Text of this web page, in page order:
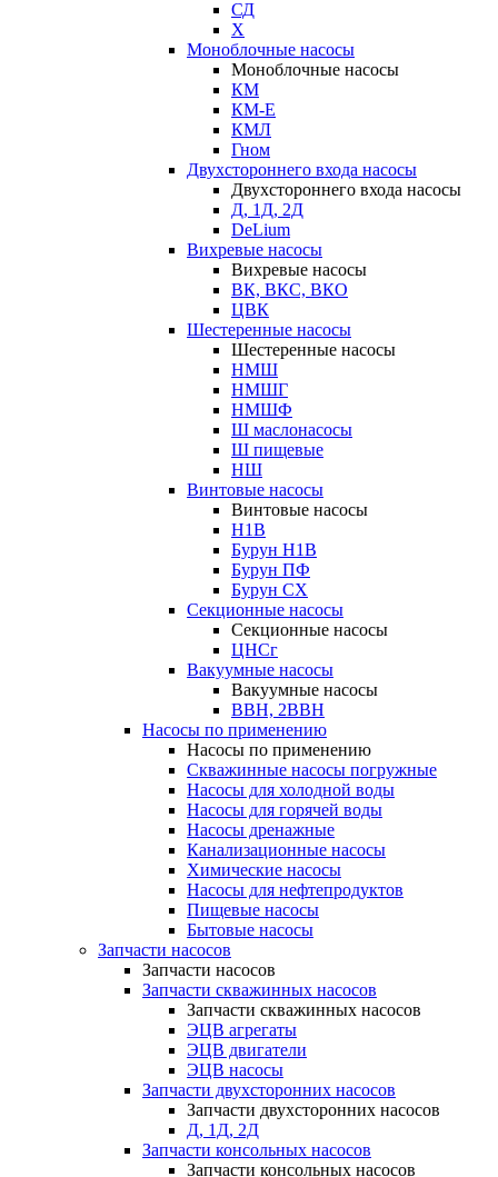
СД
Х
Моноблочные насосы
Моноблочные насосы
КМ
КМ-Е
КМЛ
Гном
Двухстороннего входа насосы
Двухстороннего входа насосы
Д, 1Д, 2Д
DeLium
Вихревые насосы
Вихревые насосы
ВК, ВКС, ВКО
ЦВК
Шестеренные насосы
Шестеренные насосы
НМШ
НМШГ
НМШФ
Ш маслонасосы
Ш пищевые
НШ
Винтовые насосы
Винтовые насосы
Н1В
Бурун Н1В
Бурун ПФ
Бурун СХ
Секционные насосы
Секционные насосы
ЦНСг
Вакуумные насосы
Вакуумные насосы
ВВН, 2ВВН
Насосы по применению
Насосы по применению
Скважинные насосы погружные
Насосы для холодной воды
Насосы для горячей воды
Насосы дренажные
Канализационные насосы
Химические насосы
Насосы для нефтепродуктов
Пищевые насосы
Бытовые насосы
Запчасти насосов
Запчасти насосов
Запчасти скважинных насосов
Запчасти скважинных насосов
ЭЦВ агрегаты
ЭЦВ двигатели
ЭЦВ насосы
Запчасти двухсторонних насосов
Запчасти двухсторонних насосов
Д, 1Д, 2Д
Запчасти консольных насосов
Запчасти консольных насосов